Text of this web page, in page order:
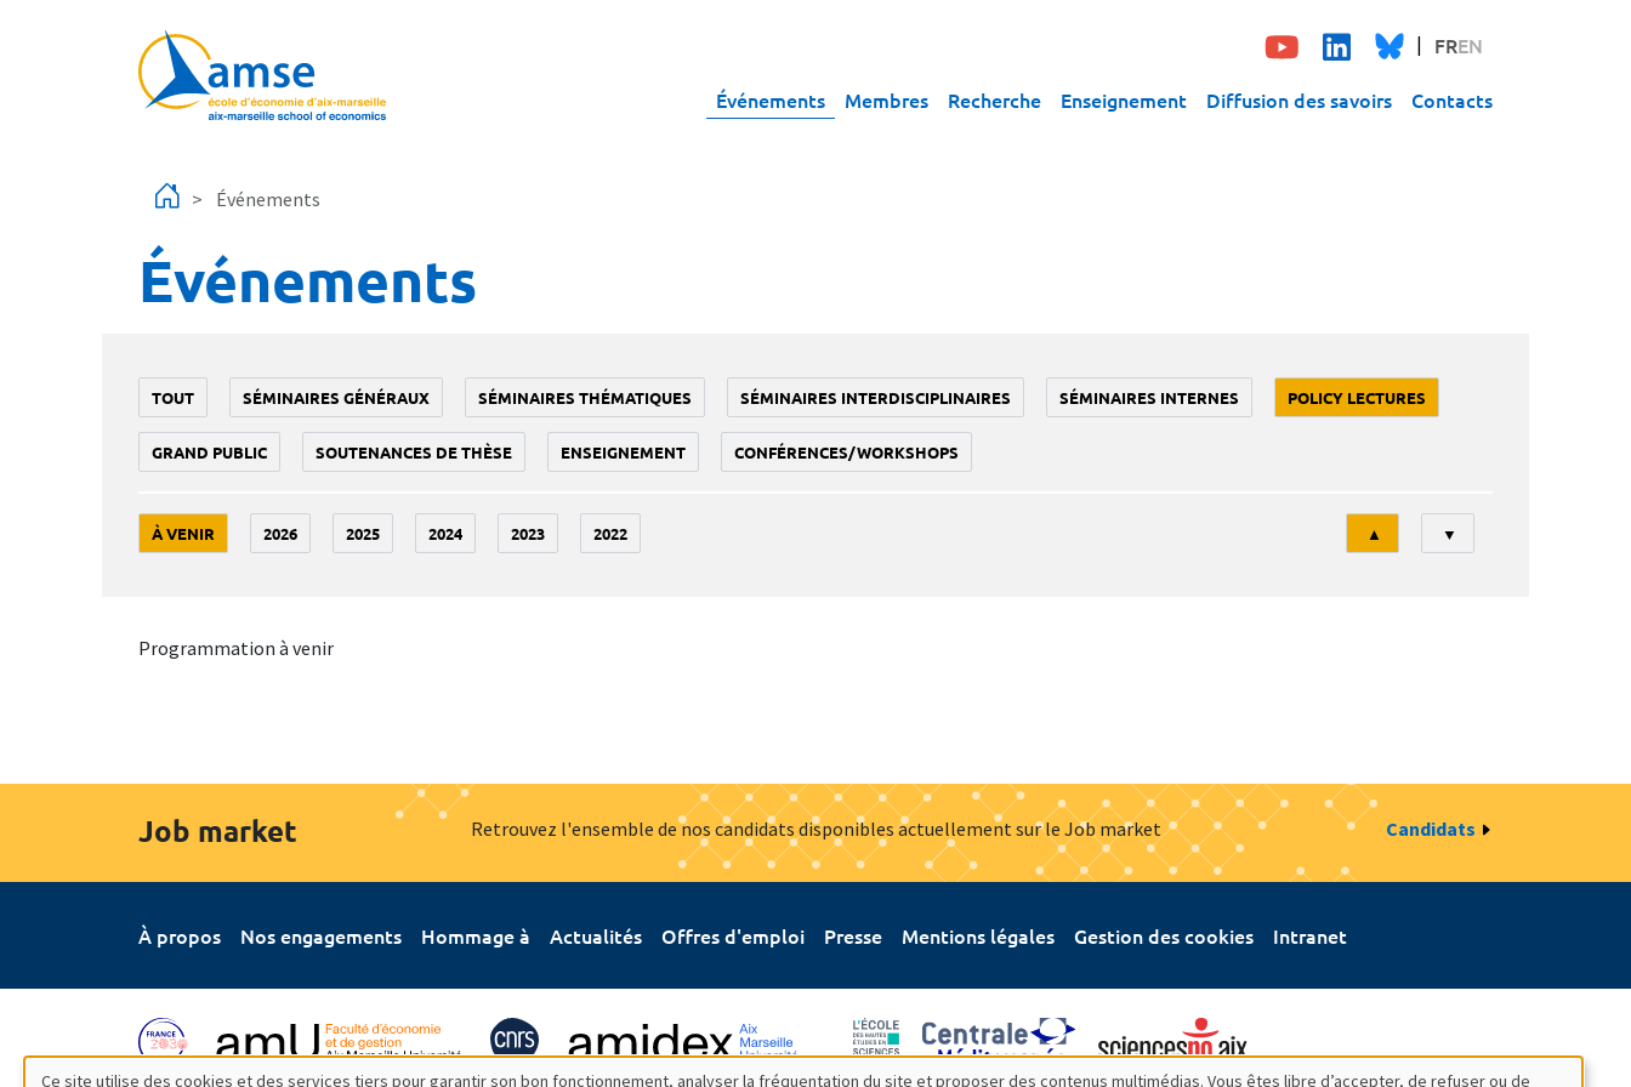
FREN
Événements Membres Recherche Enseignement Diffusion des savoirs Contacts
Événements
Événements
TOUT SÉMINAIRES GÉNÉRAUX SÉMINAIRES THÉMATIQUES SÉMINAIRES INTERDISCIPLINAIRES SÉMINAIRES INTERNES POLICY LECTURES
GRAND PUBLIC SOUTENANCES DE THÈSE ENSEIGNEMENT CONFÉRENCES/WORKSHOPS
À VENIR 2026 2025 2024 2023 2022
Tri
▲ ▼
Programmation à venir
Job market Retrouvez l'ensemble de nos candidats disponibles actuellement sur le Job market Candidats
À propos Nos engagements Hommage à Actualités Offres d'emploi Presse Mentions légales Gestion des cookies Intranet
Ce site utilise des cookies et des services tiers pour garantir son bon fonctionnement, analyser la fréquentation du site et proposer des contenus multimédias. Vous êtes libre d’accepter, de refuser ou de